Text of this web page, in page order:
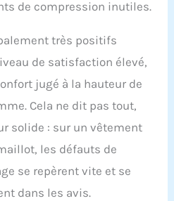
de compression inutiles.
très positifs
de satisfaction élevé,
jugé à la hauteur de
Cela ne dit pas tout,
solide : sur un vêtement
les défauts de
se repèrent vite et se
dans les avis.